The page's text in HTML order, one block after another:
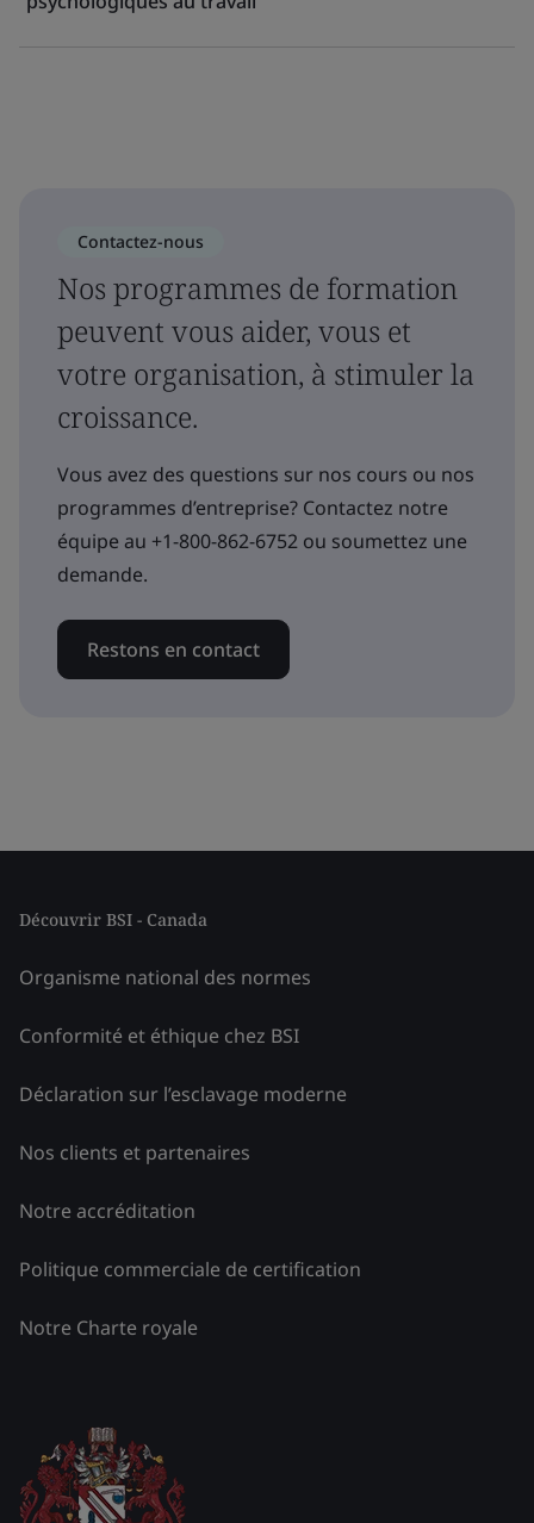
Contactez-nous
Nos programmes de formation
peuvent vous aider, vous et
votre organisation, à stimuler la
croissance.
Vous avez des questions sur nos cours ou nos
programmes d’entreprise? Contactez notre
équipe au +1-800-862-6752 ou soumettez une
demande.
Restons en contact
Découvrir BSI - Canada
Organisme national des normes
Conformité et éthique chez BSI
Déclaration sur l’esclavage moderne
Nos clients et partenaires
Notre accréditation
Politique commerciale de certification
Notre Charte royale